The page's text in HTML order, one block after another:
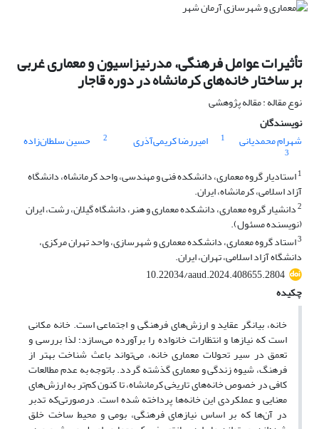
تأثیرات عوامل فرهنگی، مدرنیزاسیون و معماری غربی
بر ساختار خانه‌های کرمانشاه در دوره قاجار
نوع مقاله : مقاله پژوهشی
نویسندگان
شهرام محمدیانی
1 امیررضا کریمی‌آذری 2 حسین سلطان‌زاده
3
1استادیار گروه معماری، دانشکده فنی و مهندسی، واحد کرمانشاه، دانشگاه
آزاد اسلامی، کرمانشاه، ایران.
2دانشیار گروه معماری، دانشکده معماری و هنر، دانشگاه گیلان، رشت، ایران
(نویسنده مسئول).
3استاد گروه معماری، دانشکده معماری و شهرسازی، واحد تهران مرکزی،
دانشگاه آزاد اسلامی، تهران، ایران.
10.22034/aaud.2024.408655.2804
چکیده
خانه، بیانگر عقاید و ارزش‌های فرهنگی و اجتماعی است. خانه مکانی
است که نیازها و انتظارات خانواده را برآورده می‌سازد؛ لذا بررسی و
تعمق در سیر تحولات معماری خانه، می‌تواند باعث شناخت بهتر از
فرهنگ، شیوه زندگی و معماری گذشته گردد. باتوجه ‌به عدم مطالعات
کافی در خصوص خانه‌های تاریخی کرمانشاه، تا کنون کم‌تر به ارزش‌های
معنایی و عملکردی این خانه‌ها پرداخته شده است. درصورتی‌که تدبر
در آن‌ها که بر اساس نیازهای فرهنگی، بومی و محیط ساخت خلق